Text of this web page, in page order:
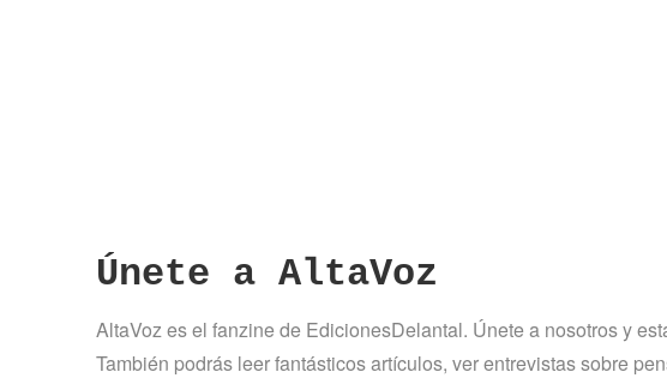
Únete a AltaVoz
AltaVoz es el fanzine de EdicionesDelantal. Únete a nosotros y
También podrás leer fantásticos artículos, ver entrevistas sobre